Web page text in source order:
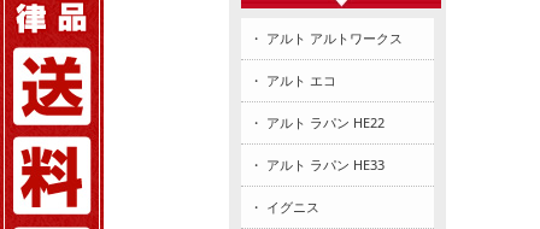
・ アルト アルトワークス
・ アルト エコ
・ アルト ラパン HE22
・ アルト ラパン HE33
・ イグニス